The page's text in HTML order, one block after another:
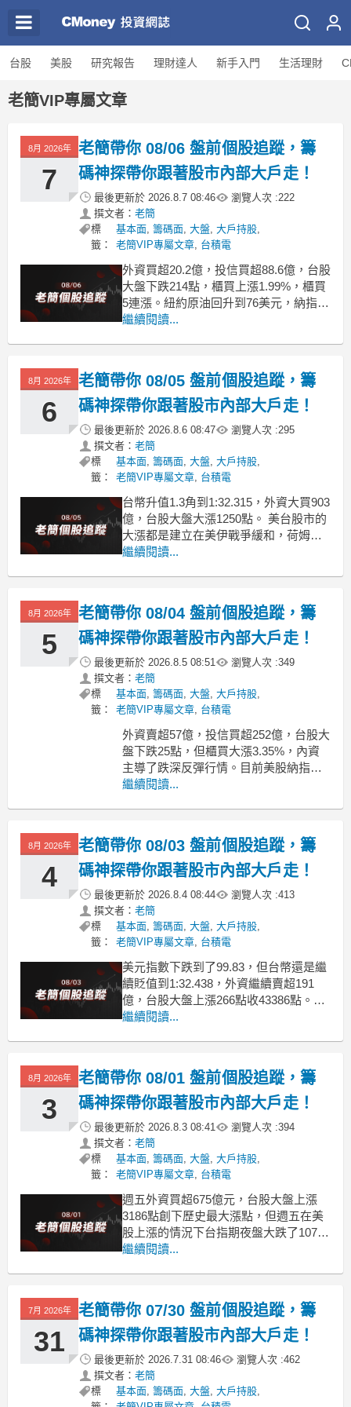
台股 美股 研究報告 理財達人 新手入門 生活理財
老簡VIP專屬文章
8月 2026年
7
老簡帶你 08/06 盤前個股追蹤，籌
碼神探帶你跟著股市內部大戶走！
最後更新於 2026.8.7 08:46 瀏覽人次 :222
撰文者： 老簡
標
籤：
基本面,籌碼面,大盤,大戶持股,
老簡VIP專屬文章, 台積電
外資買超20.2億，投信買超88.6億，台股
大盤下跌214點，櫃買上漲1.99%，櫃買
5連漲。紐約原油回升到76美元，納指期
貨下跌0.7%，荷姆茲海峽能否恢復暢通
都維持6成5中性對待這個市場。我知道
看到櫃買持續在漲，很多人都
繼續閱讀...
8月 2026年
6
老簡帶你 08/05 盤前個股追蹤，籌
碼神探帶你跟著股市內部大戶走！
最後更新於 2026.8.6 08:47 瀏覽人次 :295
撰文者： 老簡
標
籤：
基本面,籌碼面,大盤,大戶持股,
老簡VIP專屬文章, 台積電
台幣升值1.3角到1:32.315，外資大買903
億，台股大盤大漲1250點。 美台股市的
大漲都是建立在美伊戰爭緩和，荷姆茲
海峽有機會開放的前提，但這個部份還
國10年期公債殖利率還是在4.611%的高
檔。 1，台積電：外資轉買1
繼續閱讀...
8月 2026年
5
老簡帶你 08/04 盤前個股追蹤，籌
碼神探帶你跟著股市內部大戶走！
最後更新於 2026.8.5 08:51 瀏覽人次 :349
撰文者： 老簡
標
籤：
基本面,籌碼面,大盤,大戶持股,
老簡VIP專屬文章, 台積電
外資賣超57億，投信買超252億，台股大
盤下跌25點，但櫃買大漲3.35%，內資
主導了跌深反彈行情。目前美股納指期
貨繼續上漲0.83%，美股也在進行AI泡沫
下跌2.11%。台積電連續兩天下跌是在平
衡上週五超漲的回檔。
繼續閱讀...
8月 2026年
4
老簡帶你 08/03 盤前個股追蹤，籌
碼神探帶你跟著股市內部大戶走！
最後更新於 2026.8.4 08:44 瀏覽人次 :413
撰文者： 老簡
標
籤：
基本面,籌碼面,大盤,大戶持股,
老簡VIP專屬文章, 台積電
美元指數下跌到了99.83，但台幣還是繼
續貶值到1:32.438，外資繼續賣超191
億，台股大盤上漲266點收43386點。但
目前台指期夜盤大跌了670點。今天韓股
了連續第二根漲停。目前紐約原油是下
跌了到79.56美元，
繼續閱讀...
8月 2026年
3
老簡帶你 08/01 盤前個股追蹤，籌
碼神探帶你跟著股市內部大戶走！
最後更新於 2026.8.3 08:41 瀏覽人次 :394
撰文者： 老簡
標
籤：
基本面,籌碼面,大盤,大戶持股,
老簡VIP專屬文章, 台積電
週五外資買超675億元，台股大盤上漲
3186點創下歷史最大漲點，但週五在美
股上漲的情況下台指期夜盤大跌了1077
點，美股上漲主要是亞馬遜上漲了
權值股上漲所貢獻的指數。但跟台股最
有直接相關的費半只上漲了0.07%，台積
繼續閱讀...
7月 2026年
31
老簡帶你 07/30 盤前個股追蹤，籌
碼神探帶你跟著股市內部大戶走！
最後更新於 2026.7.31 08:46 瀏覽人次 :462
撰文者： 老簡
標
基本面,籌碼面,大盤,大戶持股,